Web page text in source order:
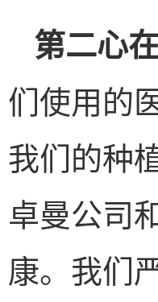
第二心
们使用的
我们的种
卓曼公司
康。我们